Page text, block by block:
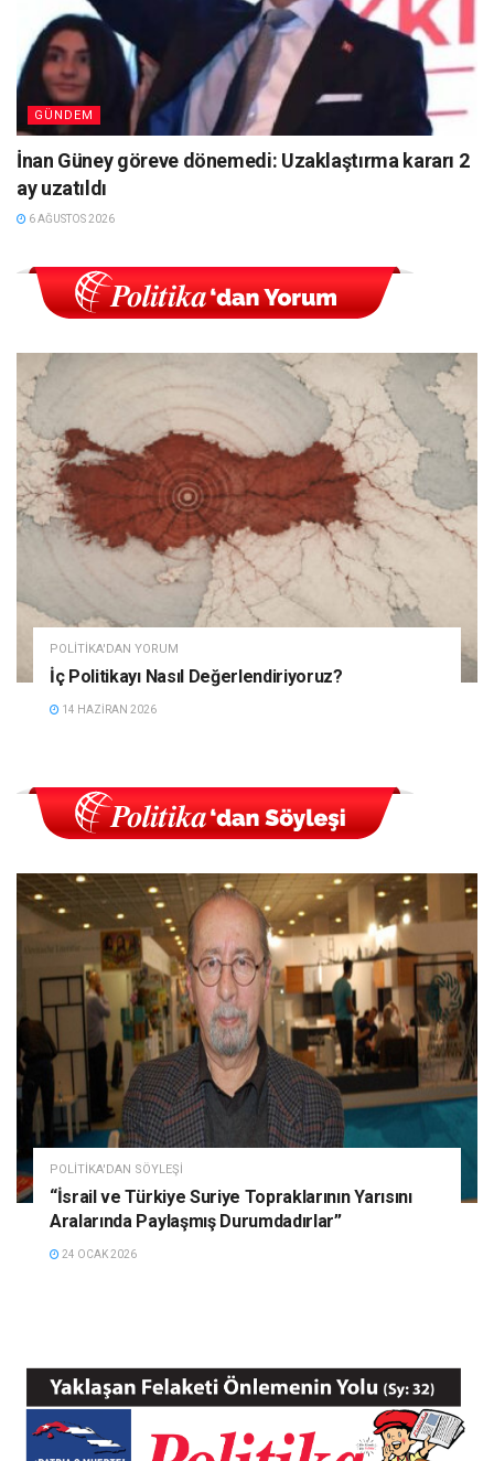
GÜNDEM
İnan Güney göreve dönemedi: Uzaklaştırma kararı 2
ay uzatıldı
6 AĞUSTOS 2026
POLITIKA'DAN YORUM
İç Politikayı Nasıl Değerlendiriyoruz?
14 HAZIRAN 2026
POLITIKA'DAN SÖYLEŞI
“İsrail ve Türkiye Suriye Topraklarının Yarısını
Aralarında Paylaşmış Durumdadırlar”
24 OCAK 2026